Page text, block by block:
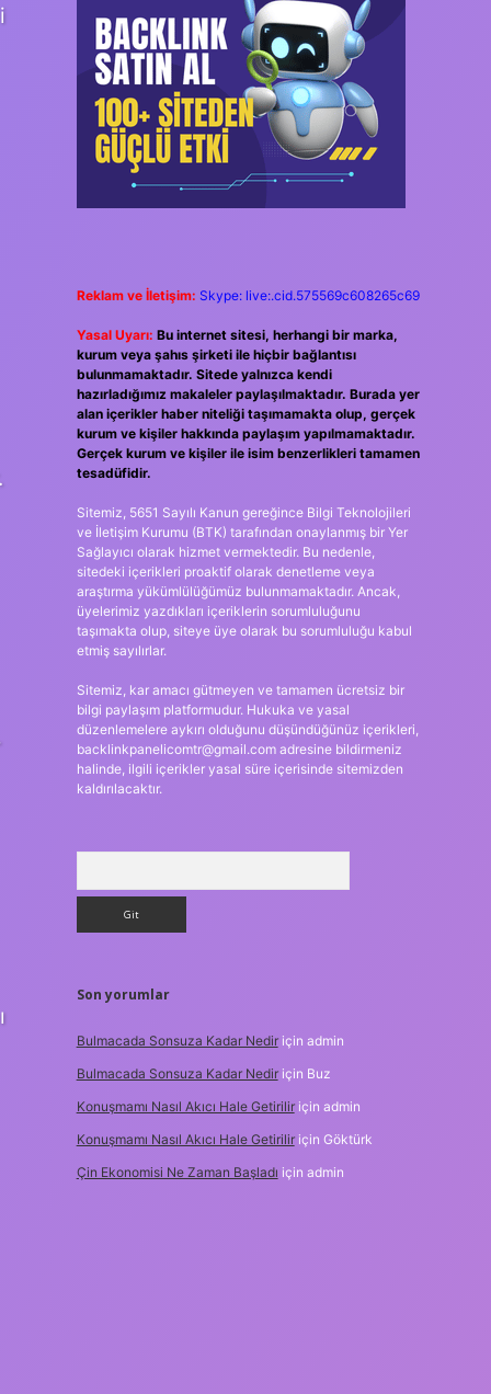
Reklam ve İletişim: Skype: live:.cid.575569c608265c69
Yasal Uyarı: Bu internet sitesi, herhangi bir marka,
kurum veya şahıs şirketi ile hiçbir bağlantısı
bulunmamaktadır. Sitede yalnızca kendi
hazırladığımız makaleler paylaşılmaktadır. Burada yer
alan içerikler haber niteliği taşımamakta olup, gerçek
kurum ve kişiler hakkında paylaşım yapılmamaktadır.
Gerçek kurum ve kişiler ile isim benzerlikleri tamamen
tesadüfidir.
Sitemiz, 5651 Sayılı Kanun gereğince Bilgi Teknolojileri
ve İletişim Kurumu (BTK) tarafından onaylanmış bir Yer
Sağlayıcı olarak hizmet vermektedir. Bu nedenle,
sitedeki içerikleri proaktif olarak denetleme veya
araştırma yükümlülüğümüz bulunmamaktadır. Ancak,
üyelerimiz yazdıkları içeriklerin sorumluluğunu
taşımakta olup, siteye üye olarak bu sorumluluğu kabul
etmiş sayılırlar.
Sitemiz, kar amacı gütmeyen ve tamamen ücretsiz bir
bilgi paylaşım platformudur. Hukuka ve yasal
düzenlemelere aykırı olduğunu düşündüğünüz içerikleri,
backlinkpanelicomtr@gmail.comadresine bildirmeniz
halinde, ilgili içerikler yasal süre içerisinde sitemizden
kaldırılacaktır.
Son yorumlar
Bulmacada Sonsuza Kadar Nediriçin admin
Bulmacada Sonsuza Kadar Nediriçin Buz
Konuşmamı Nasıl Akıcı Hale Getiriliriçin admin
Konuşmamı Nasıl Akıcı Hale Getiriliriçin Göktürk
Çin Ekonomisi Ne Zaman Başladı için admin